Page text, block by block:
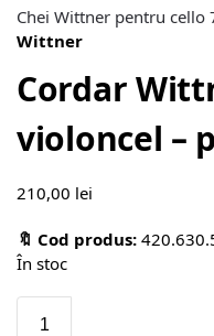
Chei Wittner pentru cello
Wittner
Cordar
violoncel –
210,00 lei
🔖 Cod produs:
În stoc